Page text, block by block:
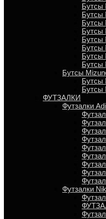
Бутсы
Бутсы
Бутсы
Бутсы
Бутсы
Бутсы
Бутсы
Бутсы
Бутсы
Бутсы
Бутсы
ФУТЗАЛКИ
Футзалки
Футзалки